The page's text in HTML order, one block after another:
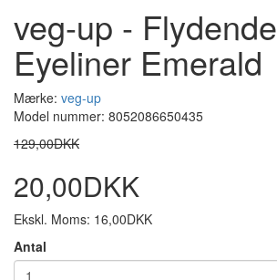
veg-up - Flydende
Eyeliner Emerald
Mærke: veg-up
Model nummer: 8052086650435
129,00DKK
20,00DKK
Ekskl. Moms: 16,00DKK
Antal